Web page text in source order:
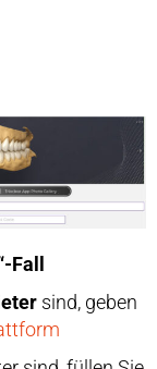
Fall
sind, geben